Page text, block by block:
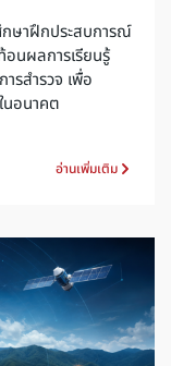
ษาฝึกประสบการณ์
อนผลการเรียนรู้
รสำรวจ เพื่อ
นอนาคต
อ่านเพิ่มเติม